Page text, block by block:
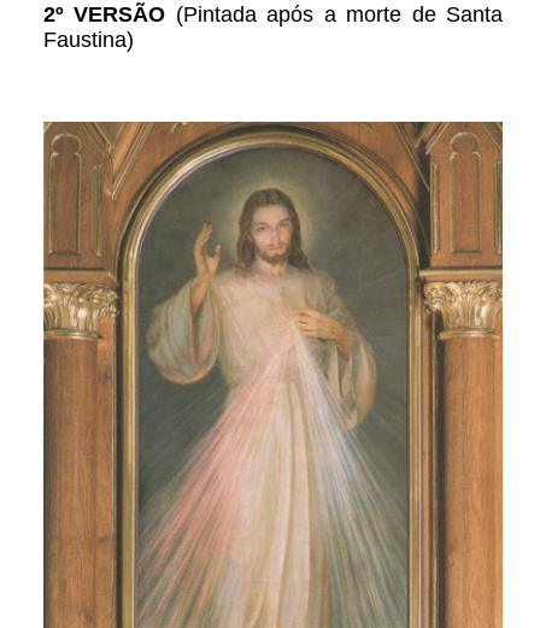
2º VERSÃO (Pintada após a morte de Santa
Faustina)